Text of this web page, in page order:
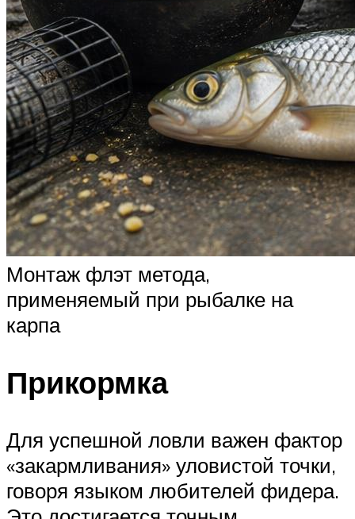
Монтаж флэт метода,
применяемый при рыбалке на
карпа
Прикормка
Для успешной ловли важен фактор
«закармливания» уловистой точки,
говоря языком любителей фидера.